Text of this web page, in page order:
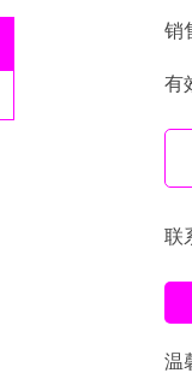
销
有
联
温